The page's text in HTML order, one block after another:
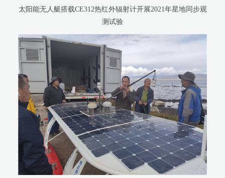
太阳能无人艇搭载CE312热红外辐射计开展2021年星地同步观
测试验